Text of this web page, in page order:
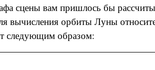
сцены вам пришлось бы
вычисления орбиты Луны
следующим образом: